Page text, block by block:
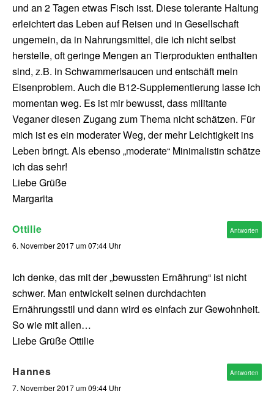
und an 2 Tagen etwas Fisch isst. Diese tolerante Haltung
erleichtert das Leben auf Reisen und in Gesellschaft
ungemein, da in Nahrungsmittel, die ich nicht selbst
herstelle, oft geringe Mengen an Tierprodukten enthalten
sind, z.B. in Schwammerlsaucen und entschäft mein
Eisenproblem. Auch die B12-Supplementierung lasse ich
momentan weg. Es ist mir bewusst, dass militante
Veganer diesen Zugang zum Thema nicht schätzen. Für
mich ist es ein moderater Weg, der mehr Leichtigkeit ins
Leben bringt. Als ebenso „moderate“ Minimalistin schätze
ich das sehr!
Liebe Grüße
Margarita
Ottilie
6. November 2017 um 07:44 Uhr
Ich denke, das mit der „bewussten Ernährung“ ist nicht
schwer. Man entwickelt seinen durchdachten
Ernährungsstil und dann wird es einfach zur Gewohnheit.
So wie mit allen…
Liebe Grüße Ottilie
Antworten
Hannes
7. November 2017 um 09:44 Uhr
Antworten